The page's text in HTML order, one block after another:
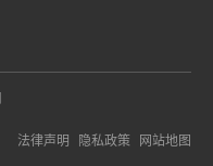
法律声明 隐私政策 网站地图